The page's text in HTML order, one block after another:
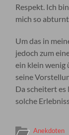
Respekt. Ich
mich so
Um das in
jedoch zum
ein klein wenig
seine
Da scheitert es
solche
Anekdoten